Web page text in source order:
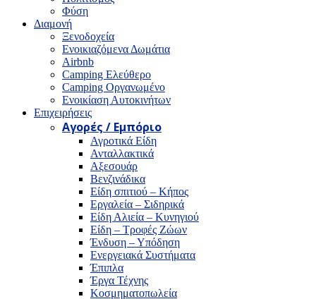
Φύση
Διαμονή
Ξενοδοχεία
Ενοικιαζόμενα Δωμάτια
Airbnb
Camping Ελεύθερο
Camping Οργανωμένο
Ενοικίαση Αυτοκινήτων
Επιχειρήσεις
Αγορές / Εμπόριο
Αγροτικά Είδη
Ανταλλακτικά
Αξεσουάρ
Βενζινάδικα
Είδη σπιτιού – Κήπος
Εργαλεία – Σιδηρικά
Είδη Αλιεία – Κυνηγιού
Είδη – Τροφές Ζώων
Ένδυση – Υπόδηση
Ενεργειακά Συστήματα
Έπιπλα
Έργα Τέχνης
Κοσμηματοπωλεία